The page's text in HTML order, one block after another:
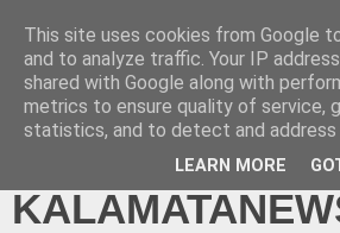
ΜΕΣΣΗΝΙΑΚΑ
ONLINE-
This site uses cookies from Google
and to analyze traffic. Your IP
shared with Google along with
metrics to ensure quality of service,
statistics, and to detect and address
LEARN MORE